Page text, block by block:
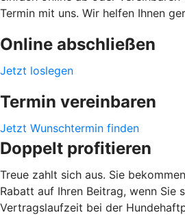
Termin mit uns. Wir helfen Ihnen
Online abschließen
Jetzt loslegen
Termin vereinbaren
Jetzt Wunschtermin finden
Doppelt profitieren
Treue zahlt sich aus. Sie
Rabatt auf Ihren Beitrag, wenn Sie
Vertragslaufzeit bei der